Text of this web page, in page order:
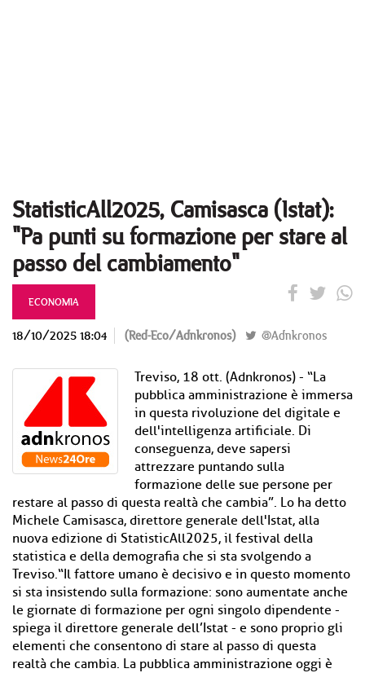
StatisticAll2025, Camisasca (Istat):
"Pa punti su formazione per stare al
passo del cambiamento"
ECONOMIA
18/10/2025 18:04 (Red-Eco/Adnkronos) @Adnkronos
Treviso, 18 ott. (Adnkronos) - “La
pubblica amministrazione è immersa
in questa rivoluzione del digitale e
dell'intelligenza artificiale. Di
conseguenza, deve sapersi
attrezzare puntando sulla
formazione delle sue persone per
restare al passo di questa realtà che cambia”. Lo ha detto
Michele Camisasca, direttore generale dell'Istat, alla
nuova edizione di StatisticAll2025, il festival della
statistica e della demografia che si sta svolgendo a
Treviso.“Il fattore umano è decisivo e in questo momento
si sta insistendo sulla formazione: sono aumentate anche
le giornate di formazione per ogni singolo dipendente -
spiega il direttore generale dell’Istat - e sono proprio gli
elementi che consentono di stare al passo di questa
realtà che cambia. La pubblica amministrazione oggi è